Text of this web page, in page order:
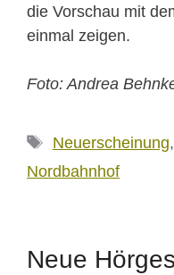
die Vorschau mit
einmal zeigen.
Foto: Andrea
Schlagwörter
Neuerscheinung,
Nordbahnhof
Neue